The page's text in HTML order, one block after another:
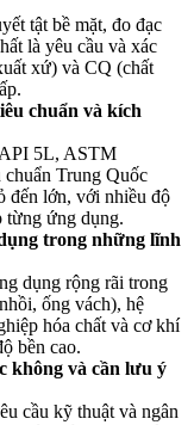
tật bề mặt, đo đạc
là yêu cầu và xác
xứ) và CQ (chất
chuẩn và kích
API 5L, ASTM
Trung Quốc
đến lớn, với nhiều độ
từng ứng dụng.
trong những lĩnh
dụng rộng rãi trong
ống vách), hệ
hóa chất và cơ khí
bền cao.
không và cần lưu ý
cầu kỹ thuật và ngân